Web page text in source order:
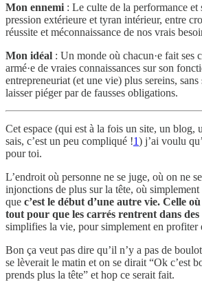
Mon ennemi: Le culte de la performance et
pression extérieure et tyran intérieur, entre
réussite et méconnaissance de nos vrais
Mon idéal : Un monde où chacun·e fait ses
armé·e de vraies connaissances sur son
entrepreneuriat (et une vie) plus sereins,
laisser piéger par de fausses obligations.
Cet espace (qui est à la fois un site, un
sais, c’est un peu compliqué !1) j’ai voulu
pour toi.
L’endroit où personne ne se juge, où on ne
injonctions de plus sur la tête, où simplement
que c’est le début d’une autre vie. Celle
tout pour que les carrés rentrent dans
simplifies la vie, pour simplement en profiter
Bon ça veut pas dire qu’il n’y a pas de
se lèverait le matin et on se dirait “Ok c’est
prends plus la tête” et hop ce serait fait.